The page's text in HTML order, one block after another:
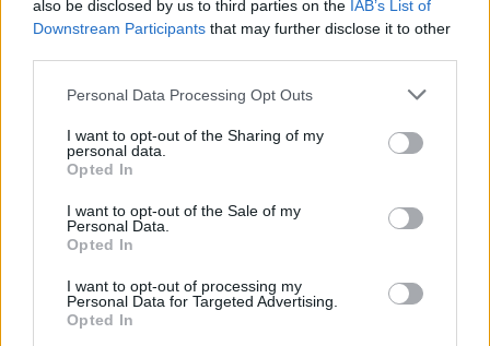
also be disclosed by us to third parties on the IAB’s List of
Downstream Participants that may further disclose it to other
Please note that this website/app uses one or more Google
not limited to your visit or usage behaviour. You may click to
grant or deny consent to Google and its third-party tags to
use your data for below specified purposes in below Google
consent section.
Personal Data Processing Opt Outs
I want to opt-out of the Sharing of my
personal data.
Opted In
I want to opt-out of the Sale of my
Personal Data.
Opted In
I want to opt-out of processing my
Personal Data for Targeted Advertising.
Opted In
Másfélszeresére bővítik Hódmezővásárhely jó hírű
református iskoláját
kivitelezheti; a munkák csaknem egy évig tartanak majd.
Látványos építési szakasz indult be a
mérföldköve a felülvizsgálat
árnyékában?